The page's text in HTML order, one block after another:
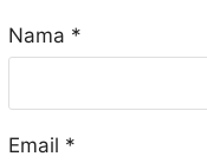
Nama *
Email *